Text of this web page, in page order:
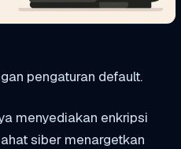
pengaturan default.
menyediakan enkripsi
siber menargetkan